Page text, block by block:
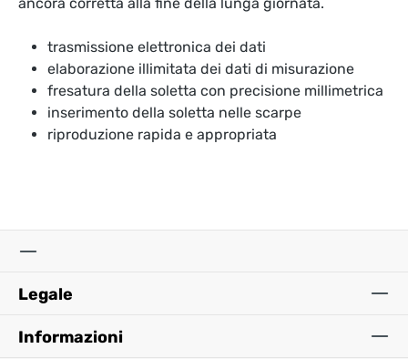
trasmissione elettronica dei dati
elaborazione illimitata dei dati di misurazione
fresatura della soletta con precisione millimetrica
inserimento della soletta nelle scarpe
riproduzione rapida e appropriata
Legale
Informazioni